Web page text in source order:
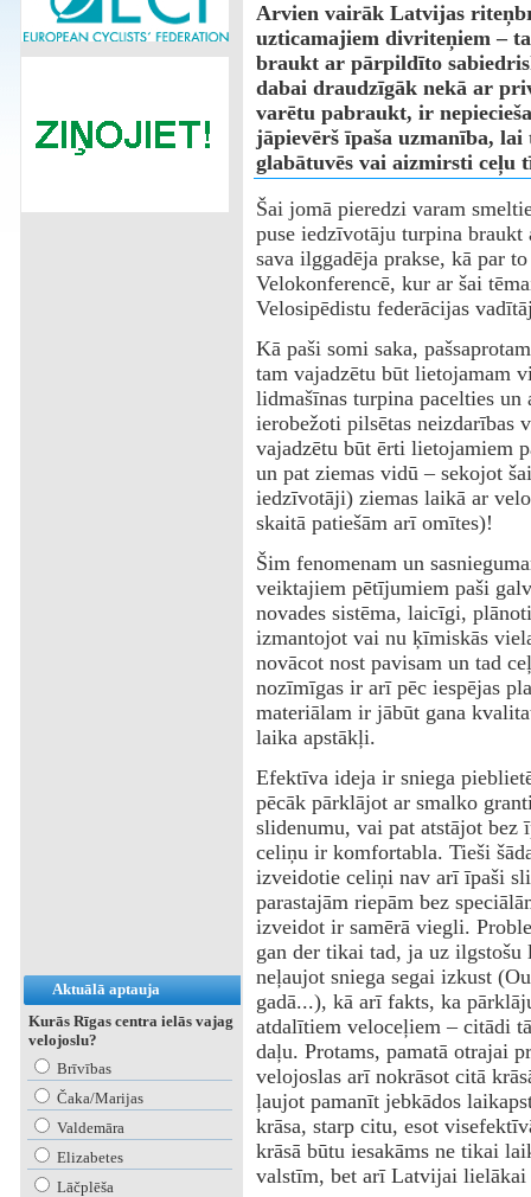
Aktuālā aptauja
Kurās Rīgas centra ielās vajag
velojoslu?
Brīvības
Čaka/Marijas
Valdemāra
Elizabetes
Lāčplēša
Arvien vairāk Latvijas
uzticamajiem divriteņiem –
braukt ar pārpildīto
dabai draudzīgāk nekā ar
varētu pabraukt, ir
jāpievērš īpaša uzmanība,
glabātuvēs vai aizmirsti ceļu
Šai jomā pieredzi varam
puse iedzīvotāju turpina
sava ilggadēja prakse, kā par
Velokonferencē, kur ar šai
Velosipēdistu federācijas
‌Kā paši somi saka,
tam vajadzētu būt lietojamam
lidmašīnas turpina pacelties
ierobežoti pilsētas neizdarības
vajadzētu būt ērti lietojamiem
un pat ziemas vidū – sekojot
iedzīvotāji) ziemas laikā ar
skaitā patiešām arī omītes)!
‌Šim fenomenam un
veiktajiem pētījumiem paši
novades sistēma, laicīgi,
izmantojot vai nu ķīmiskās
novācot nost pavisam un tad
nozīmīgas ir arī pēc iespējas
materiālam ir jābūt gana
laika apstākļi.
‌Efektīva ideja ir sniega
pēcāk pārklājot ar smalko
slidenumu, vai pat atstājot bez
celiņu ir komfortabla. Tieši
izveidotie celiņi nav arī īpaši
parastajām riepām bez
izveidot ir samērā viegli.
gan der tikai tad, ja uz ilgstošu
neļaujot sniega segai izkust
gadā...), kā arī fakts, ka
atdalītiem veloceļiem – citādi
daļu. Protams, pamatā otrajai
velojoslas arī nokrāsot citā
ļaujot pamanīt jebkādos
krāsa, starp citu, esot
krāsā būtu iesakāms ne tikai
valstīm, bet arī Latvijai lielākai